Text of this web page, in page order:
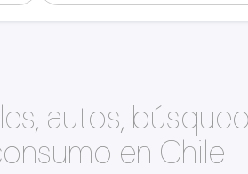
autos,
en Chile